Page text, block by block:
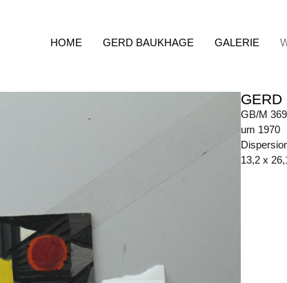
HOME GERD BAUKHAGE GALERIE
GERD
GB/M 369
um 1970
13,2 x